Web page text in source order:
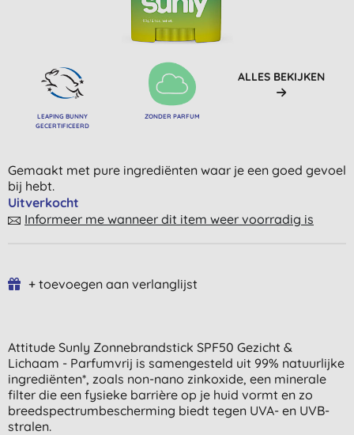
LEAPING BUNNY
GECERTIFICEERD
ZONDER PARFUM
ALLES BEKIJKEN
Gemaakt met pure ingrediënten waar je een goed gevoel
bij hebt.
Uitverkocht
Informeer me wanneer dit item weer voorradig is
+ toevoegen aan verlanglijst
Attitude Sunly Zonnebrandstick SPF50 Gezicht &
Lichaam - Parfumvrij is samengesteld uit 99% natuurlijke
ingrediënten*, zoals non-nano zinkoxide, een minerale
filter die een fysieke barrière op je huid vormt en zo
breedspectrumbescherming biedt tegen UVA- en UVB-
stralen.